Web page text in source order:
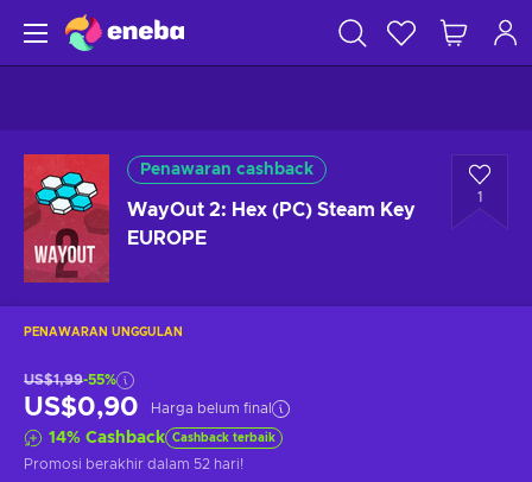
Penawaran cashback
WayOut 2: Hex (PC) Steam Key
EUROPE
1
PENAWARAN UNGGULAN
US$1,99-55%
US$0,90 Harga belum final
14% Cashback Cashback terbaik
Promosi berakhir dalam 52 hari!